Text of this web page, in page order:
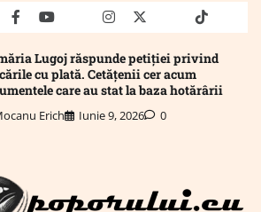
facebookyoutubeMailinstagram
twitter truthtiktok
Lugoj răspunde petiției privind
cu plată. Cetățenii cer acum
care au stat la baza hotărârii
Erich Iunie 9, 2026 0